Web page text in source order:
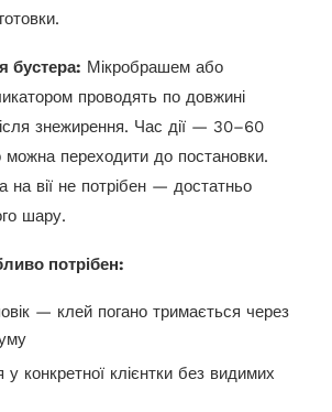
бустера: Мікробрашем або
проводять по довжині
знежирення. Час дії — 30–60
можна переходити до постановки.
вії не потрібен — достатньо
шару.
потрібен:
— клей погано тримається через
у конкретної клієнтки без видимих